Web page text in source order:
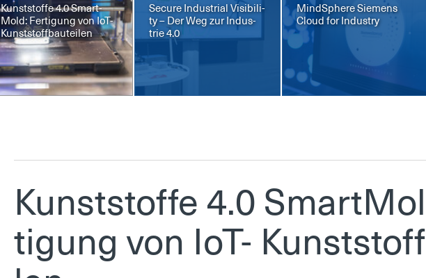
Kunst­stof­fe 4.0 Smart­
Mold: Fer­ti­gung von IoT-
Kunst­stoff­bau­tei­len
Se­cu­re In­dus­tri­al Vi­si­bi­li­
ty – Der Weg zur In­dus­
trie 4.0
Mind­S­phe­re Sie­mens
Cloud for In­dus­try
Kunst­stof­fe 4.0
ti­gung von IoT-